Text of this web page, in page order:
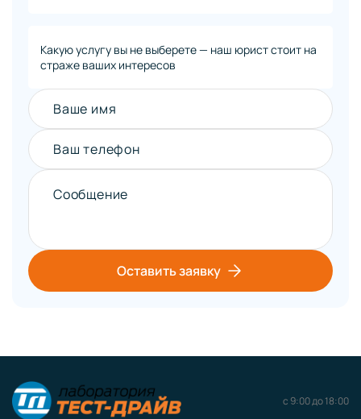
Какую услугу вы не выберете — наш юрист стоит на
страже ваших интересов
Ваше имя
Ваш телефон
Сообщение
Оставить заявку
с 9:00 до 18:00